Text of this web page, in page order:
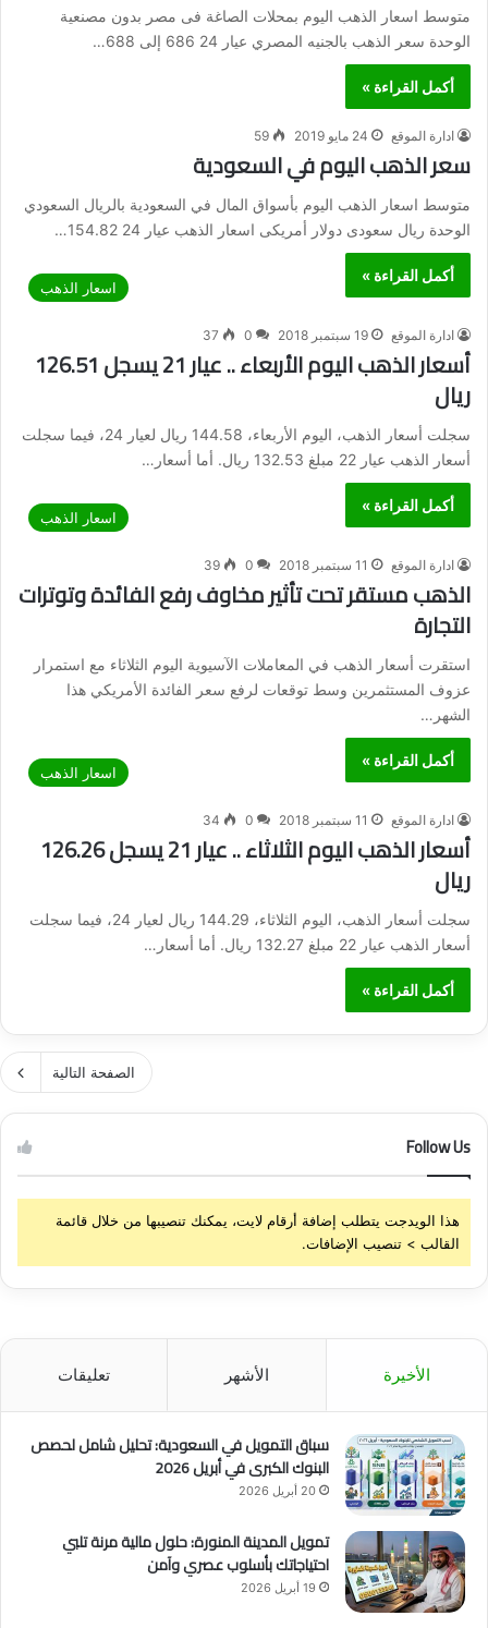
متوسط اسعار الذهب اليوم بمحلات الصاغة فى مصر بدون مصنعية
الوحدة سعر الذهب بالجنيه المصري عيار 24 686 إلى 688…
أكمل القراءة »
ادارة الموقع 24 مايو 2019 59
سعر الذهب اليوم في السعودية
متوسط اسعار الذهب اليوم بأسواق المال في السعودية بالريال السعودي
الوحدة ريال سعودى دولار أمريكى اسعار الذهب عيار 24 154.82…
أكمل القراءة »
اسعار الذهب
ادارة الموقع 19 سبتمبر 2018 0
37
أسعار الذهب اليوم الأربعاء .. عيار 21 يسجل 126.51
ريال
سجلت أسعار الذهب، اليوم الأربعاء، 144.58 ريال لعيار 24، فيما سجلت
أسعار الذهب عيار 22 مبلغ 132.53 ريال. أما أسعار…
أكمل القراءة »
اسعار الذهب
ادارة الموقع 11 سبتمبر 2018 0
39
الذهب مستقر تحت تأثير مخاوف رفع الفائدة وتوترات
التجارة
استقرت أسعار الذهب في المعاملات الآسيوية اليوم الثلاثاء مع استمرار
عزوف المستثمرين وسط توقعات لرفع سعر الفائدة الأمريكي هذا
الشهر…
أكمل القراءة »
اسعار الذهب
ادارة الموقع 11 سبتمبر 2018 0
34
أسعار الذهب اليوم الثلاثاء .. عيار 21 يسجل 126.26
ريال
سجلت أسعار الذهب، اليوم الثلاثاء، 144.29 ريال لعيار 24، فيما سجلت
أسعار الذهب عيار 22 مبلغ 132.27 ريال. أما أسعار…
أكمل القراءة »
الصفحة التالية
Follow Us
هذا الويدجت يتطلب إضافة أرقام لايت، يمكنك تنصيبها من خلال قائمة
القالب > تنصيب الإضافات.
الأخيرة الأشهر تعليقات
سباق التمويل في السعودية: تحليل شامل لحصص
البنوك الكبرى في أبريل 2026
20 أبريل 2026
تمويل المدينة المنورة: حلول مالية مرنة تلبي
احتياجاتك بأسلوب عصري وآمن
19 أبريل 2026